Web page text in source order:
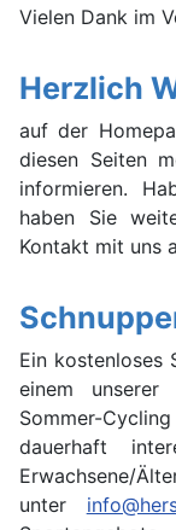
Vielen Dank im
Herzlich
auf der
diesen Seiten
informieren.
haben Sie
Kontakt mit uns
Ein kostenloses
einem unserer
Sommer-
dauerhaft
Erwachsene/
unter